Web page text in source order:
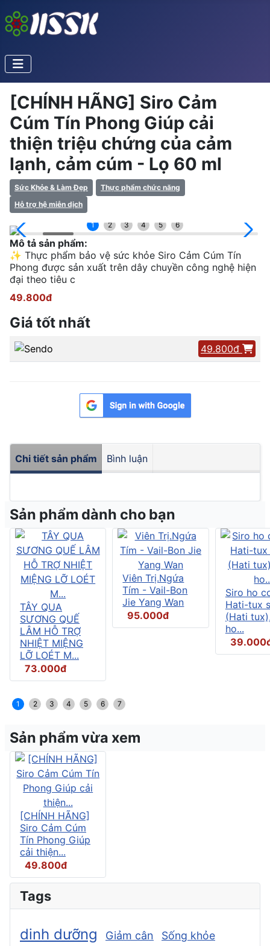
[CHÍNH HÃNG] Siro Cảm
Cúm Tín Phong Giúp cải
thiện triệu chứng của cảm
lạnh, cảm cúm - Lọ 60 ml
Sức Khỏe & Làm Đẹp
Thực phẩm chức năng
Hỗ trợ hệ miễn dịch
1 2 3 4 5 6
Mô tả sản phẩm:
✨ Thực phẩm bảo vệ sức khỏe Siro Cảm Cúm Tín
Phong được sản xuất trên dây chuyền công nghệ hiện
đại theo tiêu c
49.800đ
Giá tốt nhất
49.800đ
Chi tiết sản phẩm Bình luận
Sản phẩm dành cho bạn
TÂY QUA
SƯƠNG QUẾ
LÂM HỖ TRỢ
NHIỆT MIỆNG
LỠ LOÉT M...
73.000đ
Viên Trị.Ngứa
Tím - Vail-Bon
Jie Yang Wan
95.000đ
Siro ho
Hati-tux
(Hati
ho...
1 2 3 4 5 6 7
Sản phẩm vừa xem
[CHÍNH HÃNG]
Siro Cảm Cúm
Tín Phong Giúp
cải thiện...
49.800đ
Tags
dinh dưỡng Giảm cân Sống khỏe